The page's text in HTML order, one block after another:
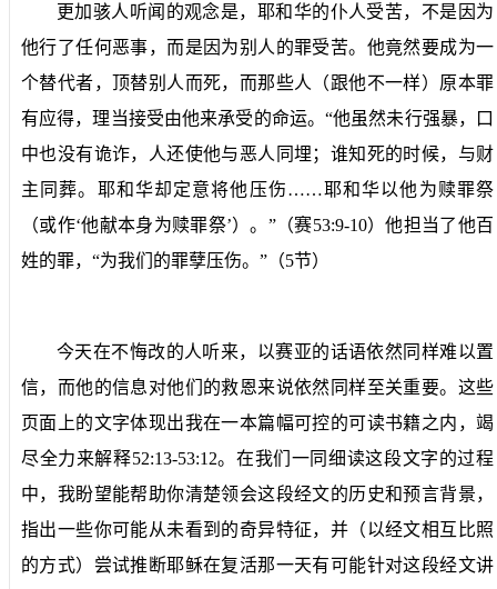
更加骇人听闻的观念是，耶和华的仆人受苦，不是因为
他行了任何恶事，而是因为别人的罪受苦。他竟然要成为一
个替代者，顶替别人而死，而那些人（跟他不一样）原本罪
有应得，理当接受由他来承受的命运。“他虽然未行强暴，口
中也没有诡诈，人还使他与恶人同埋；谁知死的时候，与财
主同葬。耶和华却定意将他压伤……耶和华以他为赎罪祭
（或作‘他献本身为赎罪祭’）。”（赛53:9-10）他担当了他百
姓的罪，“为我们的罪孽压伤。”（5节）
今天在不悔改的人听来，以赛亚的话语依然同样难以置
信，而他的信息对他们的救恩来说依然同样至关重要。这些
页面上的文字体现出我在一本篇幅可控的可读书籍之内，竭
尽全力来解释52:13-53:12。在我们一同细读这段文字的过程
中，我盼望能帮助你清楚领会这段经文的历史和预言背景，
指出一些你可能从未看到的奇异特征，并（以经文相互比照
的方式）尝试推断耶稣在复活那一天有可能针对这段经文讲